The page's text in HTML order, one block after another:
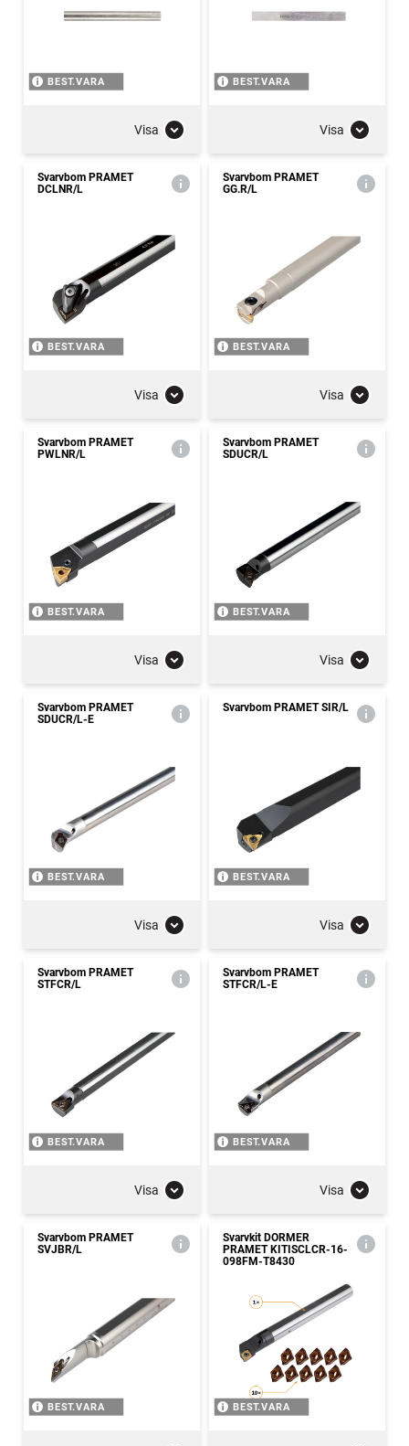
BEST.VARA
Visa
BEST.VARA
Visa
Svarvbom PRAMET
DCLNR/L
BEST.VARA
Visa
Svarvbom PRAMET
GG.R/L
BEST.VARA
Visa
Svarvbom PRAMET
PWLNR/L
BEST.VARA
Visa
Svarvbom PRAMET
SDUCR/L
BEST.VARA
Visa
Svarvbom PRAMET
SDUCR/L-E
BEST.VARA
Visa
Svarvbom PRAMET SIR/L
BEST.VARA
Visa
Svarvbom PRAMET
STFCR/L
BEST.VARA
Visa
Svarvbom PRAMET
STFCR/L-E
BEST.VARA
Visa
Svarvbom PRAMET
SVJBR/L
BEST.VARA
Svarvkit DORMER
PRAMET KITISCLCR-16-
098FM-T8430
BEST.VARA